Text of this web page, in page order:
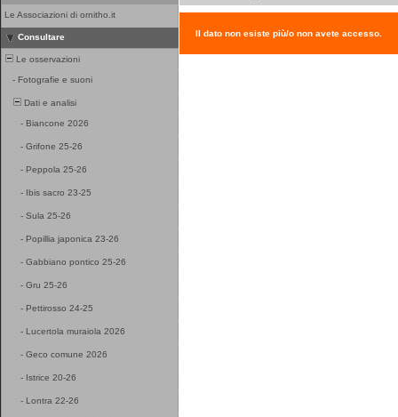
Le Associazioni di ornitho.it
Consultare
Le osservazioni
- Fotografie e suoni
Dati e analisi
- Biancone 2026
- Grifone 25-26
- Peppola 25-26
- Ibis sacro 23-25
- Sula 25-26
- Popillia japonica 23-26
- Gabbiano pontico 25-26
- Gru 25-26
- Pettirosso 24-25
- Lucertola muraiola 2026
- Geco comune 2026
- Istrice 20-26
- Lontra 22-26
Il dato non esiste più/o non avete accesso.